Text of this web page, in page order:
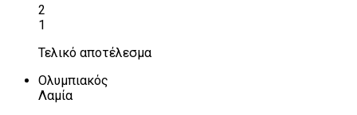
2
1
Τελικό αποτέλεσμα
Ολυμπιακός
Λαμία